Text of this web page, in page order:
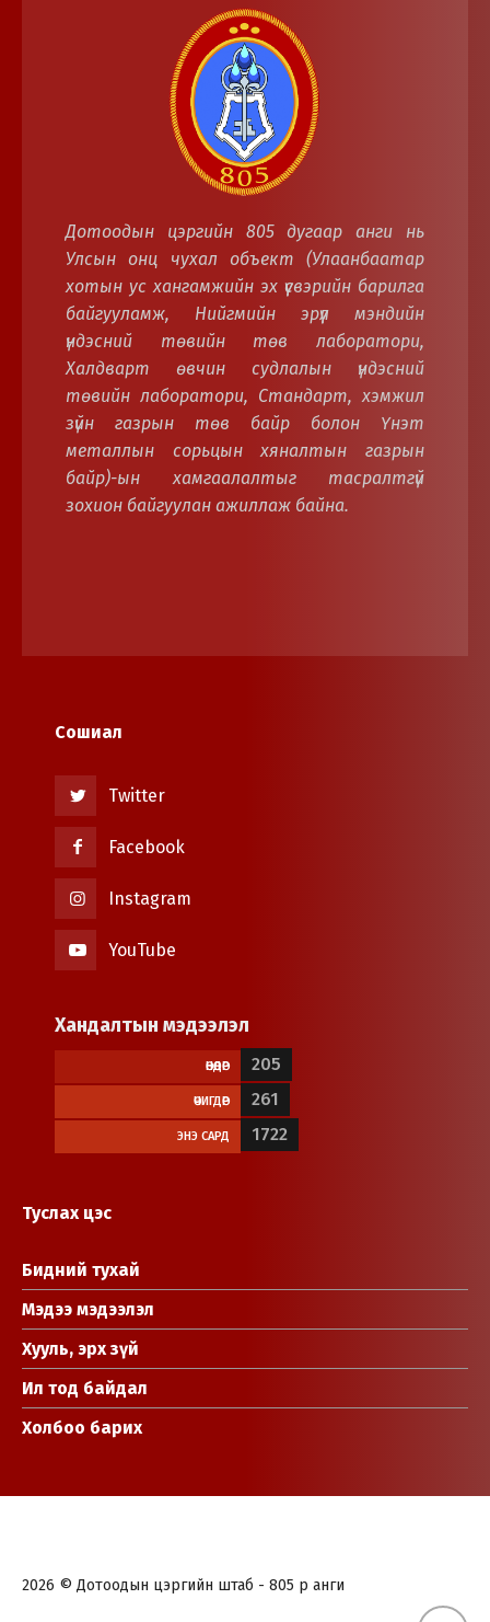
Дотоодын цэргийн 805 дугаар анги нь
Улсын онц чухал объект (Улаанбаатар
хотын ус хангамжийн эх үүсвэрийн барилга
байгууламж, Нийгмийн эрүүл мэндийн
үндэсний төвийн төв лаборатори,
Халдварт өвчин судлалын үндэсний
төвийн лаборатори, Стандарт, хэмжил
зүйн газрын төв байр болон Үнэт
металлын сорьцын хяналтын газрын
байр)-ын хамгаалалтыг тасралтгүй
зохион байгуулан ажиллаж байна.
Сошиал
Twitter
Facebook
Instagram
YouTube
Хандалтын мэдээлэл
ӨНӨӨДӨР 205
ӨЧИГДӨР 261
ЭНЭ САРД 1722
Туслах цэс
Бидний тухай
Мэдээ мэдээлэл
Хууль, эрх зүй
Ил тод байдал
Холбоо барих
2026 © Дотоодын цэргийн штаб - 805 р анги